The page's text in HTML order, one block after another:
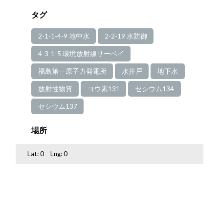
タグ
2-1-1-4-9 地中水 2-2-19 水防御
4-3-1-5 環境放射線サーベイ
福島第一原子力発電所 水井戸 地下水
放射性物質 ヨウ素131 セシウム134
セシウム137
場所
Lat:0 Lng:0